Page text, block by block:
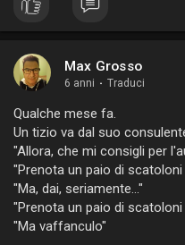
Max Grosso
6 anni · Traduci
Qualche mese fa.
Un tizio va dal suo
"Allora, che mi consigli per
"Prenota un paio di
"Ma, dai, seriamente..."
"Prenota un paio di
"Ma vaffanculo"